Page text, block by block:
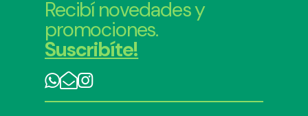
Recibí novedades y
promociones.
Suscribíte!